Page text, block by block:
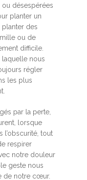
désespérées
planter un
planter des
ou de
difficile.
laquelle nous
régler
les plus
par la perte,
lorsque
l’obscurité, tout
respirer
notre douleur
geste nous
de notre cœur.